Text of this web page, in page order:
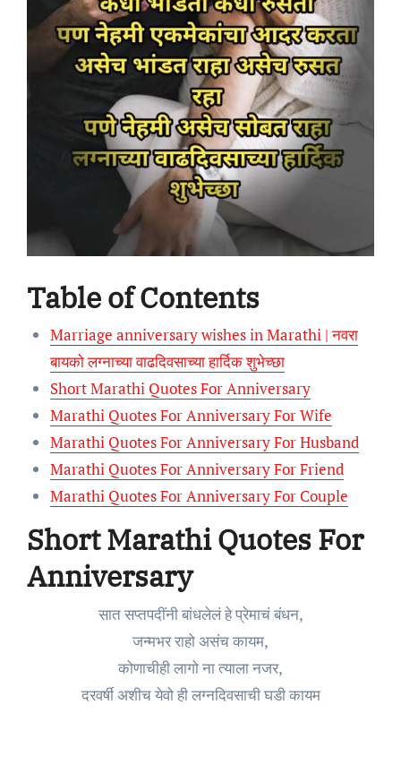
Table of Contents
Marriage anniversary wishes in Marathi | नवरा
बायको लग्नाच्या वाढदिवसाच्या हार्दिक शुभेच्छा
Short Marathi Quotes For Anniversary
Marathi Quotes For Anniversary For Wife
Marathi Quotes For Anniversary For Husband
Marathi Quotes For Anniversary For Friend
Marathi Quotes For Anniversary For Couple
Short Marathi Quotes For
Anniversary
सात सप्तपदींनी बांधलेलं हे प्रेमाचं बंधन,
जन्मभर राहो असंच कायम,
कोणाचीही लागो ना त्याला नजर,
दरवर्षी अशीच येवो ही लग्नदिवसाची घडी कायम